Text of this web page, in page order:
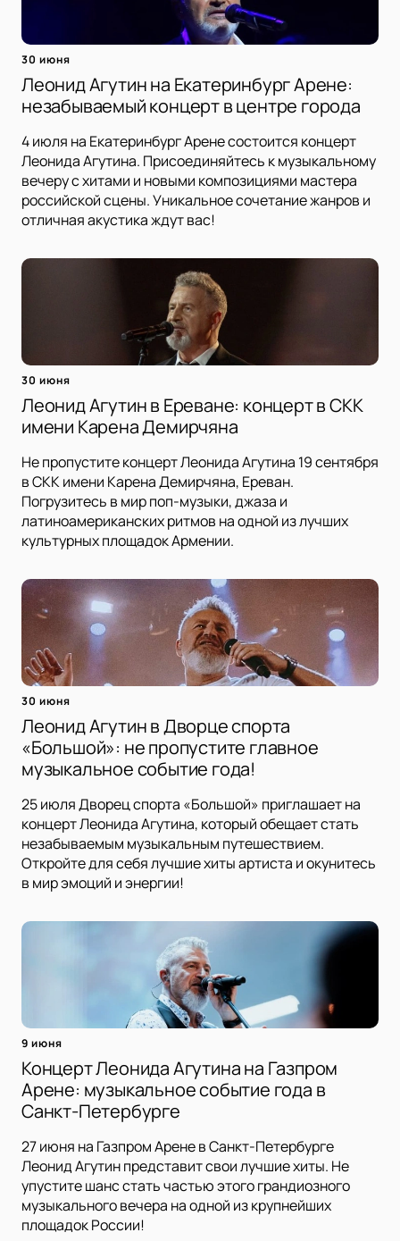
30 июня
Леонид Агутин на Екатеринбург Арене:
незабываемый концерт в центре города
4 июля на Екатеринбург Арене состоится концерт
Леонида Агутина. Присоединяйтесь к музыкальному
вечеру с хитами и новыми композициями мастера
российской сцены. Уникальное сочетание жанров и
отличная акустика ждут вас!
30 июня
Леонид Агутин в Ереване: концерт в СКК
имени Карена Демирчяна
Не пропустите концерт Леонида Агутина 19 сентября
в СКК имени Карена Демирчяна, Ереван.
Погрузитесь в мир поп-музыки, джаза и
латиноамериканских ритмов на одной из лучших
культурных площадок Армении.
30 июня
Леонид Агутин в Дворце спорта
«Большой»: не пропустите главное
музыкальное событие года!
25 июля Дворец спорта «Большой» приглашает на
концерт Леонида Агутина, который обещает стать
незабываемым музыкальным путешествием.
Откройте для себя лучшие хиты артиста и окунитесь
в мир эмоций и энергии!
9 июня
Концерт Леонида Агутина на Газпром
Арене: музыкальное событие года в
Санкт-Петербурге
27 июня на Газпром Арене в Санкт-Петербурге
Леонид Агутин представит свои лучшие хиты. Не
упустите шанс стать частью этого грандиозного
музыкального вечера на одной из крупнейших
площадок России!